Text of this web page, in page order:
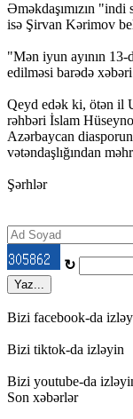
Əməkdaşımızın "indi
isə Şirvan Kərimov
"Mən iyun ayının 13-
edilməsi barədə
Qeyd edək ki, ötən il
rəhbəri İslam
Azərbaycan
vətəndaşlığından
Şərhlər
↻
Yaz...
Bizi facebook-da
Bizi tiktok-da izləyin
Bizi youtube-da
Son xəbərlər